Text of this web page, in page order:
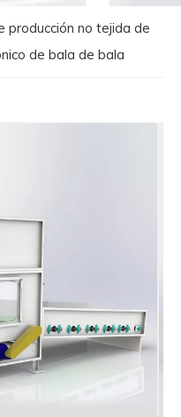
producción no tejida de
de bala de bala